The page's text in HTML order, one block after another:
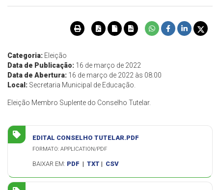
Categoria: Eleição
Data de Publicação: 16 de março de 2022
Data de Abertura: 16 de março de 2022 às 08:00
Local: Secretaria Municipal de Educação.
Eleição Membro Suplente do Conselho Tutelar.
EDITAL CONSELHO TUTELAR.PDF
FORMATO: APPLICATION/PDF
BAIXAR EM: PDF | TXT | CSV